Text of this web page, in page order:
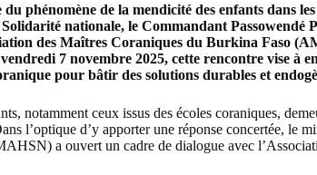
du phénomène de la mendicité des enfants dans
nationale, le Commandant Passowendé
des Maîtres Coraniques du Burkina Faso
vendredi 7 novembre 2025, cette rencontre vise à
pour bâtir des solutions durables et
notamment ceux issus des écoles coraniques,
l’optique d’y apporter une réponse concertée, le
a ouvert un cadre de dialogue avec